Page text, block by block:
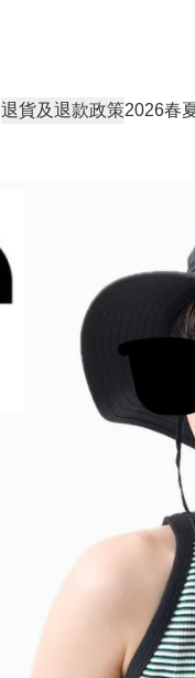
退貨及退款政策2026春